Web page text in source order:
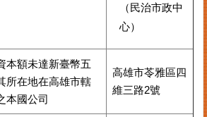
（民治市政中
心）
本額未達新臺幣五
所在地在高雄市轄
本國公司
高雄市苓雅區四
維三路2號